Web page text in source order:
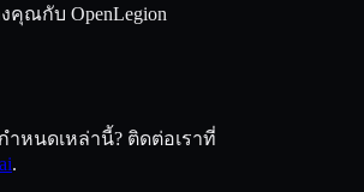
คุณกับ OpenLegion
หนดเหล่านี้? ติดต่อเราที่
.